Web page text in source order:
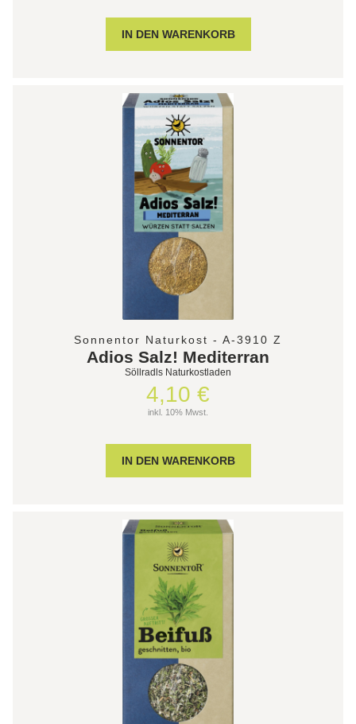
Sonnentor Naturkost - A-3910 Z
Adios Salz! Mediterran
Söllradls Naturkostladen
4,10 €
inkl. 10% Mwst.